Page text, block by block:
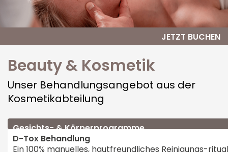
Webcam
Bildergalerie
Auszeichnungen
Einzelzimmer
Apartments
Alp SPA
Beauty & Kosmetik
Osteopathie & Physiotherapie
Friseurdienstleistungen
Yoga
JETZT BUCHEN
Beauty & Kosmetik
Unser Behandlungsangebot aus der
Kosmetikabteilung
Gesichts- & Körperprogramme
D-Tox Behandlung
Ein 100% manuelles, hautfreundliches Reinigungs-